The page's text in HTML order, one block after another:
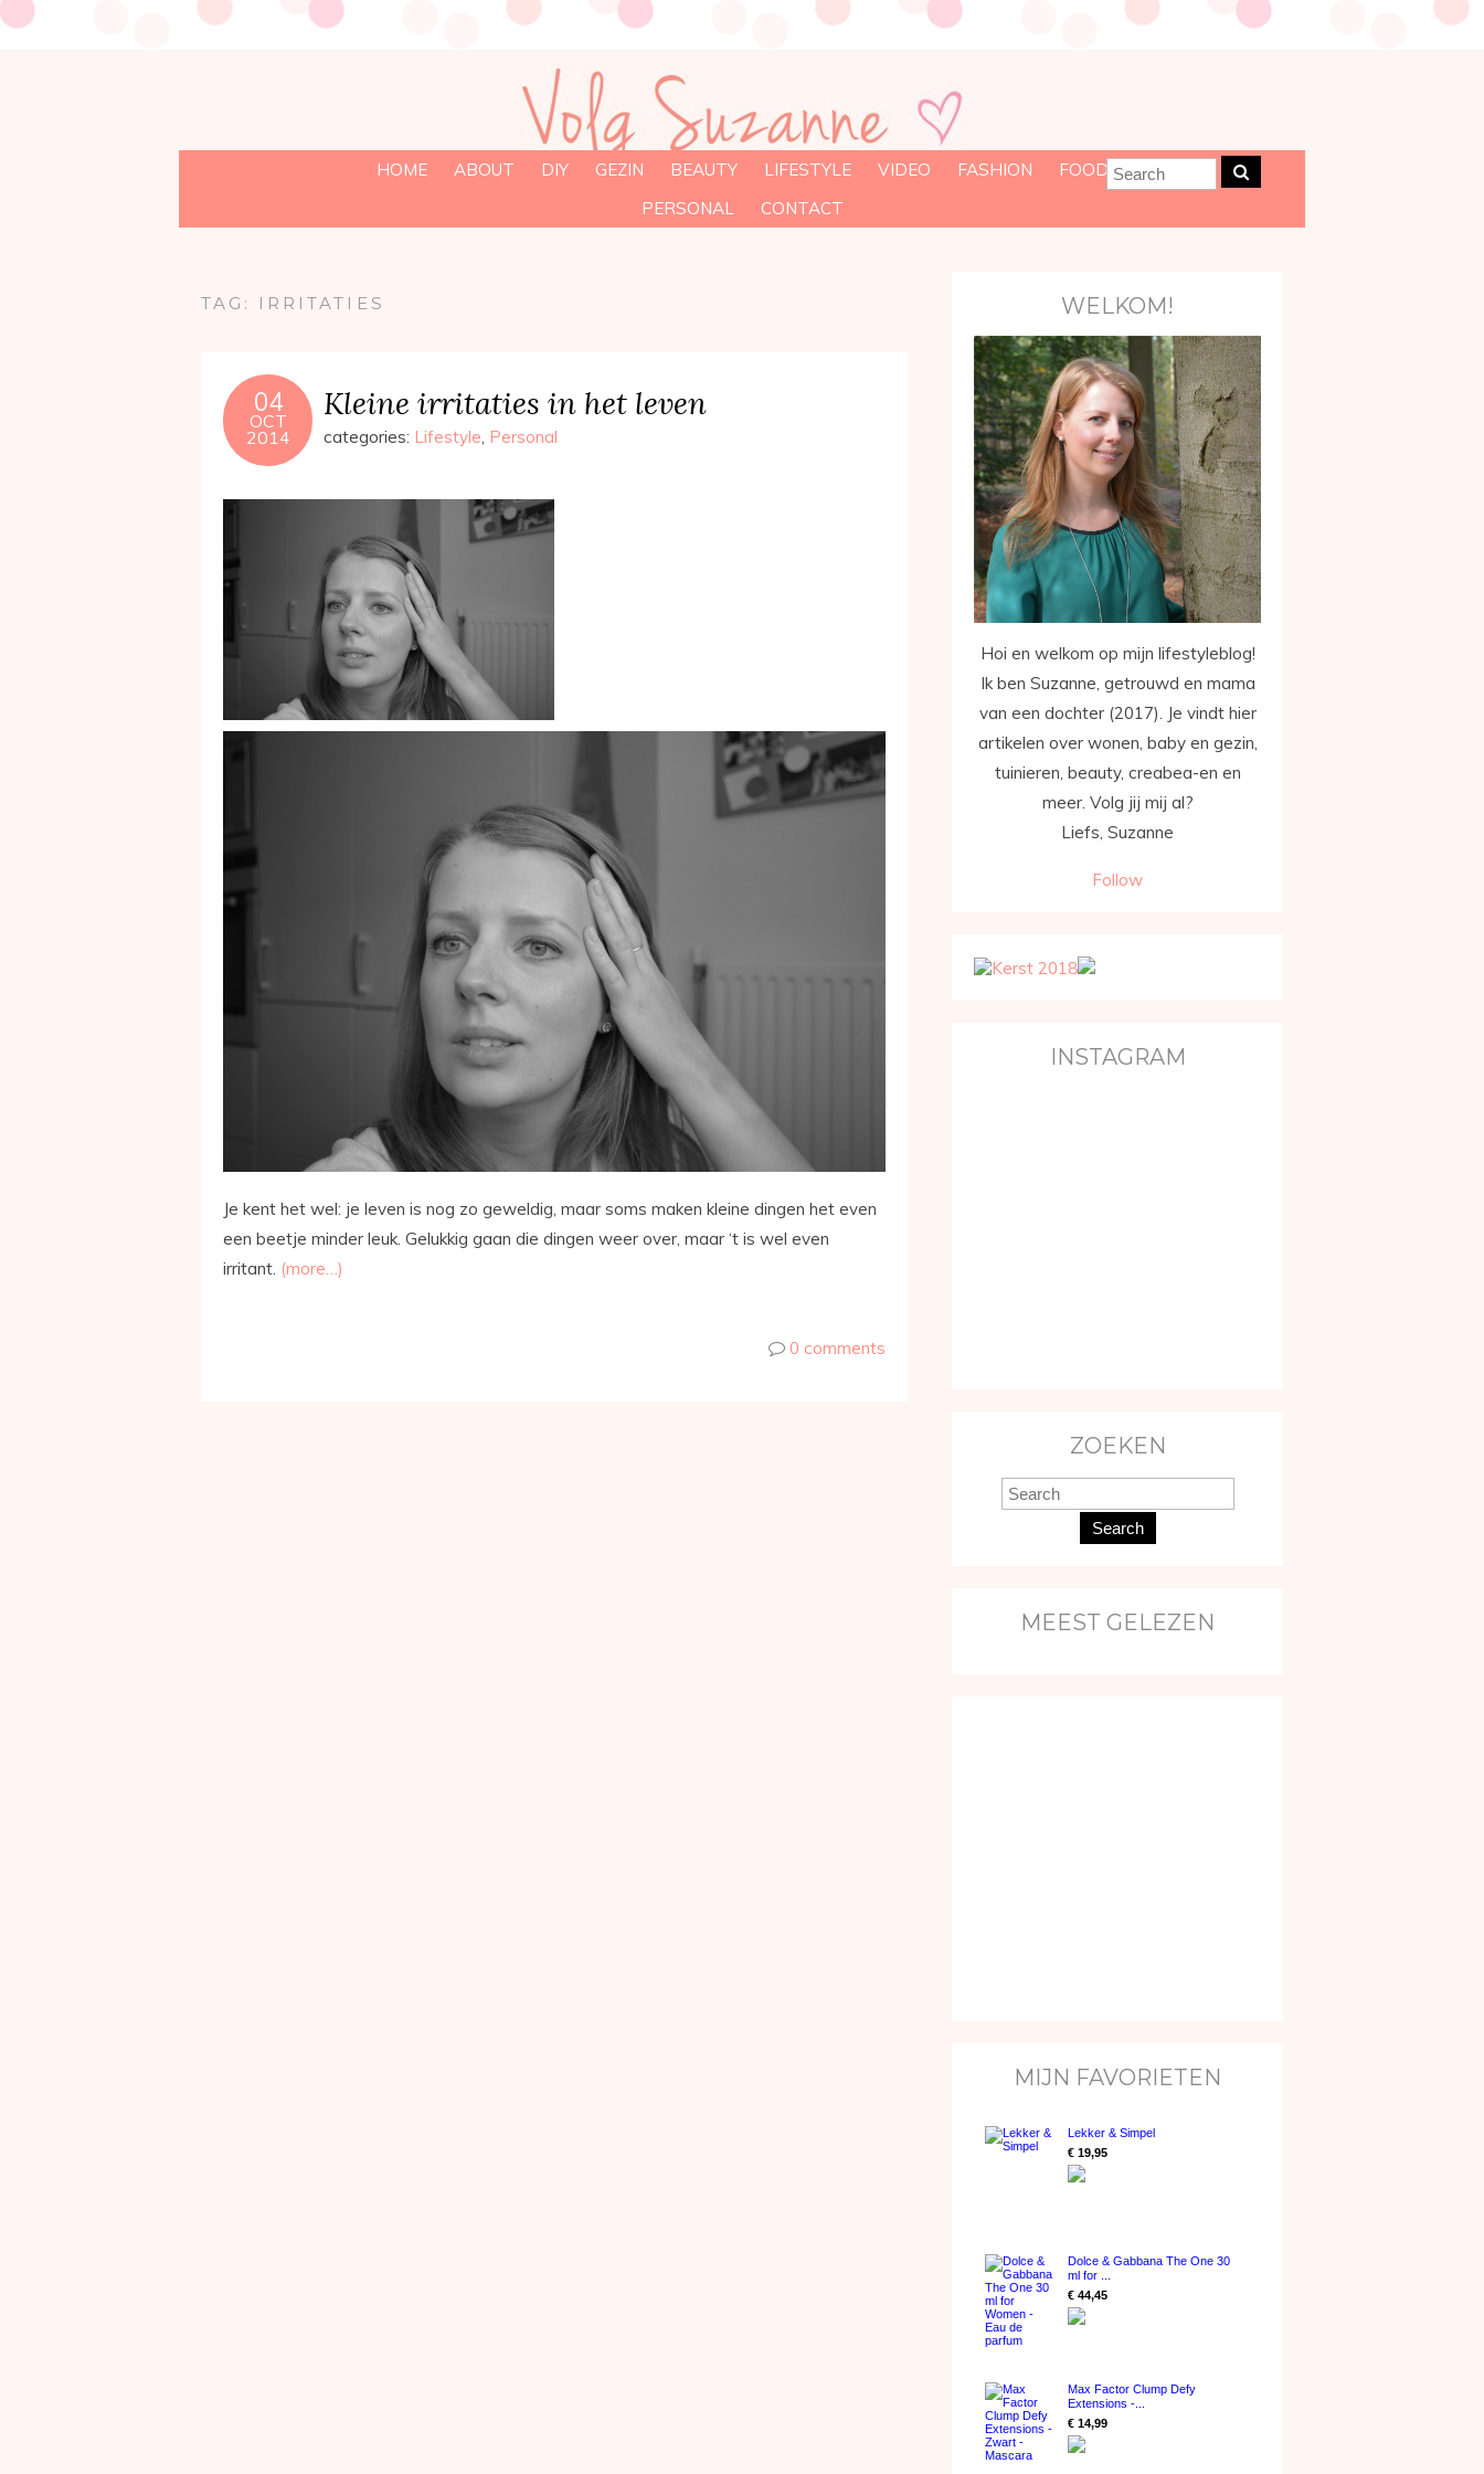
HOME ABOUT DIY GEZIN BEAUTY LIFESTYLE VIDEO FASHION
FOOD
PERSONAL
CONTACT
TAG: IRRITATIES
04
OCT
2014
Kleine irritaties in het leven
categories: Lifestyle, Personal
Je kent het wel: je leven is nog zo geweldig, maar soms maken kleine dingen het even
een beetje minder leuk. Gelukkig gaan die dingen weer over, maar ‘t is wel even
irritant. (more…)
0 comments
WELKOM!
Hoi en welkom op mijn lifestyleblog!
Ik ben Suzanne, getrouwd en mama
van een dochter (2017). Je vindt hier
artikelen over wonen, baby en gezin,
tuinieren, beauty, creabea-en en
meer. Volg jij mij al?
Liefs, Suzanne
Follow
INSTAGRAM
ZOEKEN
Search
MEEST GELEZEN
MIJN FAVORIETEN
Lekker & Simpel
€ 19,95
Dolce & Gabbana The One 30
ml for ...
€ 44,45
Max Factor Clump Defy
Extensions -...
€ 14,99